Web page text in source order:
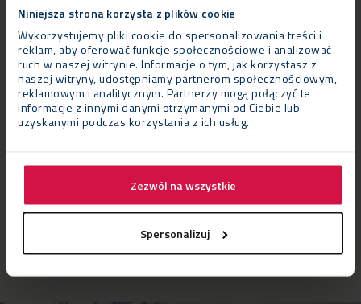
Niniejsza strona korzysta z plików cookie
Wykorzystujemy pliki cookie do spersonalizowania treści i
reklam, aby oferować funkcje społecznościowe i analizować
ruch w naszej witrynie. Informacje o tym, jak korzystasz z
naszej witryny, udostępniamy partnerom społecznościowym,
reklamowym i analitycznym. Partnerzy mogą połączyć te
informacje z innymi danymi otrzymanymi od Ciebie lub
uzyskanymi podczas korzystania z ich usług.
Zezwól na wszystkie
Spersonalizuj
szklanych paneli. Dach jest hydraulicznie podnoszony co
pozwala na szybki montaż. Ponadto Salacia może być dodana
w postaci półkola do istniejącej już struktury Evolution.
W innym miejscu na terenie festiwalu, Neptunus postawił
konstrukcję Galeria Tripledecker na potrzeby głównej strefy
komfortu dla gości VIP. Ta hala o powierzchni 2,400 m2
dachu, zapewniając gościom dobry widok na scenę główną.
Ponadto Neptunus wybudował strefę LEAF, czyli unoszącą się
na wodzie przestrzeń, która została połączona z nabrzeżem
za pomocą dwóch pontonów.